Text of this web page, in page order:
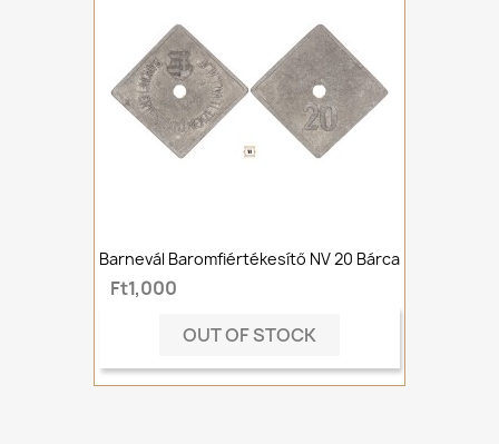
Barnevál Baromfiértékesítő NV 20 Bárca
Ft1,000
OUT OF STOCK